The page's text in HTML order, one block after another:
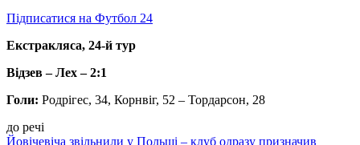
Підписатися на Футбол 24
Екстракляса, 24-й тур
Відзев – Лех – 2:1
Голи: Родрігес, 34, Корнвіг, 52 – Тордарсон, 28
до речі
Йовічевіча звільнили у Польщі – клуб одразу призначив